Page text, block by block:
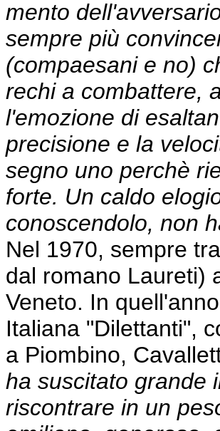
mento
sempre più
(compaesani e no)
rechi a combattere,
l'emozione di
precisione e la
segno uno perchè
forte. Un caldo
conoscendolo, non
Nel 1970, sempre
dal romano Laureti)
Veneto. In
Italiana "Dilettanti",
a Piombino,
ha suscitato grande
riscontrare in un